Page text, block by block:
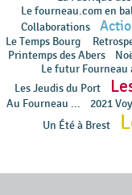
Le fourneau.com en
Collaborations
Le Temps Bourg
Printemps des Abers
Le futur Fourneau
Les Jeudis du Port
Au Fourneau ...
2021
Un Été à Brest